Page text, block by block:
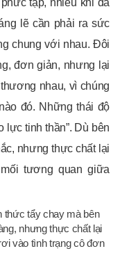
lẽ cần phải ra sức
chung với nhau. Đôi
đơn giản, nhưng lại
nhau, vì chúng
đó. Những thái độ
lực tinh thần”. Dù bên
nhưng thực chất lại
mối tương quan giữa
thức tẩy chay mà bên
nhưng thực chất lại
vào tình trạng cô đơn